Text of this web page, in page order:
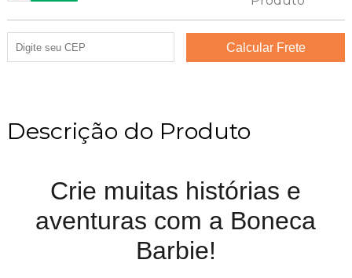
Descrição do Produto
Crie muitas histórias e
aventuras com a Boneca
Barbie!